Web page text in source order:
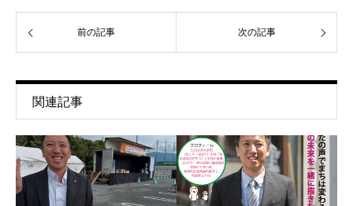
前の記事 次の記事
関連記事